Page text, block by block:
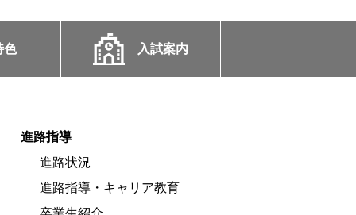
色 入試案内
進路指導
進路状況
進路指導・キャリア教育